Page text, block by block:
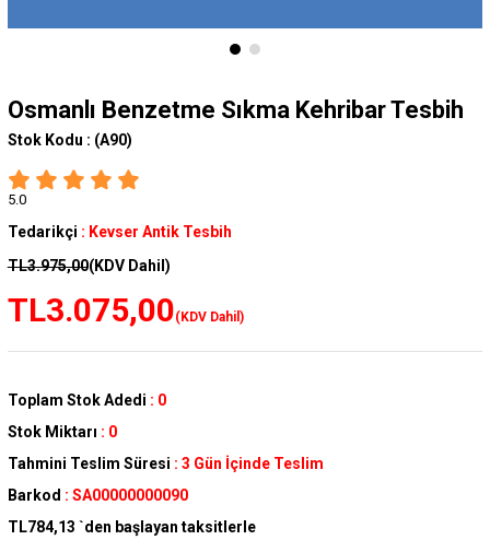
Osmanlı Benzetme Sıkma Kehribar Tesbih
Stok Kodu : (A90)
5.0
Tedarikçi : Kevser Antik Tesbih
TL3.975,00(KDV Dahil)
TL3.075,00(KDV Dahil)
Toplam Stok Adedi : 0
Stok Miktarı : 0
Tahmini Teslim Süresi : 3 Gün İçinde Teslim
Barkod : SA00000000090
TL784,13 `den başlayan taksitlerle